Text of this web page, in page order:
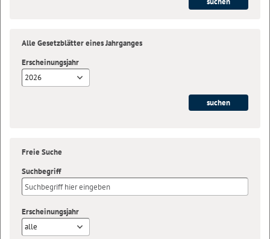
Alle Gesetzblätter eines Jahrganges
Erscheinungsjahr
2026
Freie Suche
Suchbegriff
Erscheinungsjahr
alle